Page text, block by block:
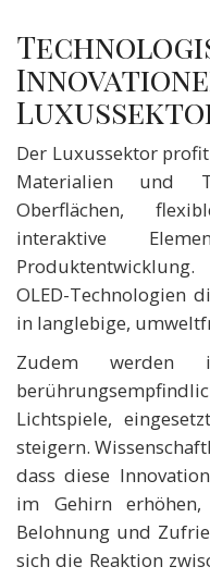
Der Luxussektor
Materialien und
Oberflächen,
interaktive
OLED-Technologien
in langlebige,
Zudem werden
Lichtspiele,
steigern.
dass diese
im Gehirn
Belohnung und
sich die Reaktion